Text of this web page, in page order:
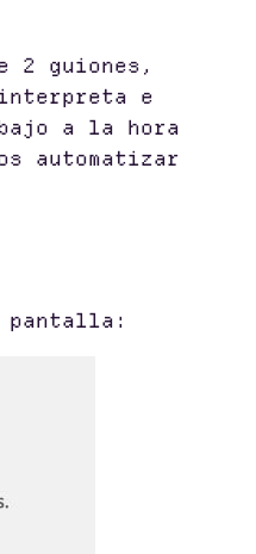
2 guiones,
e
a la hora
automatizar
pantalla: